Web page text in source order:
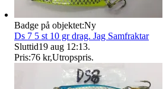
Badge på objektet:Ny
Ds 7 5 st 10 gr drag. Jag Samfraktar
Sluttid19 aug 12:13.
Pris:76 kr,Utropspris.